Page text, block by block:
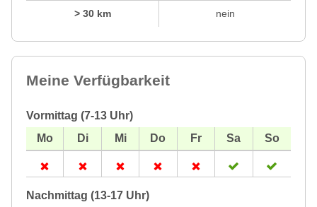
> 30 km nein
Meine Verfügbarkeit
Vormittag (7-13 Uhr)
Nachmittag (13-17 Uhr)